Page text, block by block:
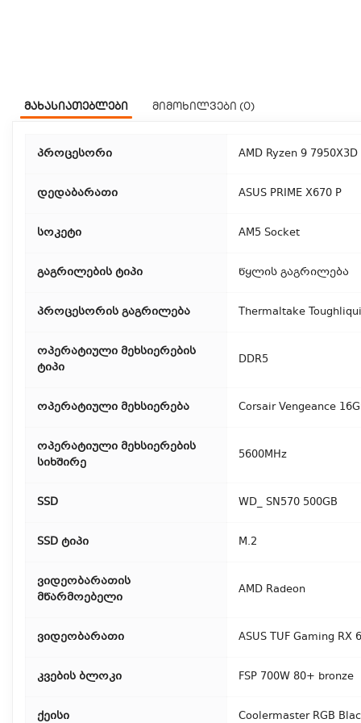
მახასიათებლები მიმოხილვები (0)
პროცესორი AMD Ryzen 9 7950X3D
დედაბარათი ASUS PRIME X670 P
სოკეტი AM5 Socket
გაგრილების ტიპი წყლის გაგრილება
პროცესორის გაგრილება Thermaltake
ოპერატიული მეხსიერების
ტიპი
DDR5
ოპერატიული მეხსიერება Corsair Vengeance
ოპერატიული მეხსიერების
სიხშირე
5600MHz
SSD WD_ SN570 500GB
SSD ტიპი M.2
ვიდეობარათის
მწარმოებელი
AMD Radeon
ვიდეობარათი ASUS TUF Gaming RX
კვების ბლოკი FSP 700W 80+ bronze
ქეისი Coolermaster RGB